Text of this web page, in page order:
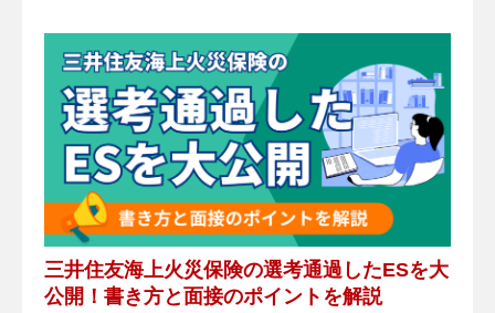
三井住友海上火災保険の選考通過したESを大
公開！書き方と面接のポイントを解説